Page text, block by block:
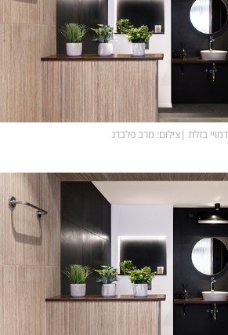
בזלת | צילום : מרב פלברג